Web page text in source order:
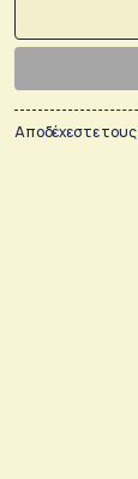
Αποδέχεστε τους